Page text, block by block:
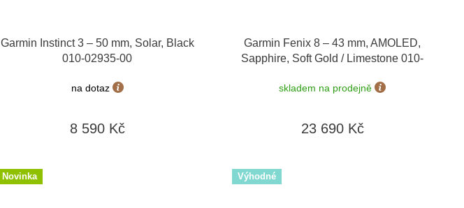
Garmin Instinct 3 – 50 mm, Solar, Black
010-02935-00
na dotaz
8 590 Kč
Garmin Fenix 8 – 43 mm, AMOLED,
Sapphire, Soft Gold / Limestone 010-
Czech PRO Voucher + náušnice Guess
skladem na prodejně
23 690 Kč
Novinka Výhodné